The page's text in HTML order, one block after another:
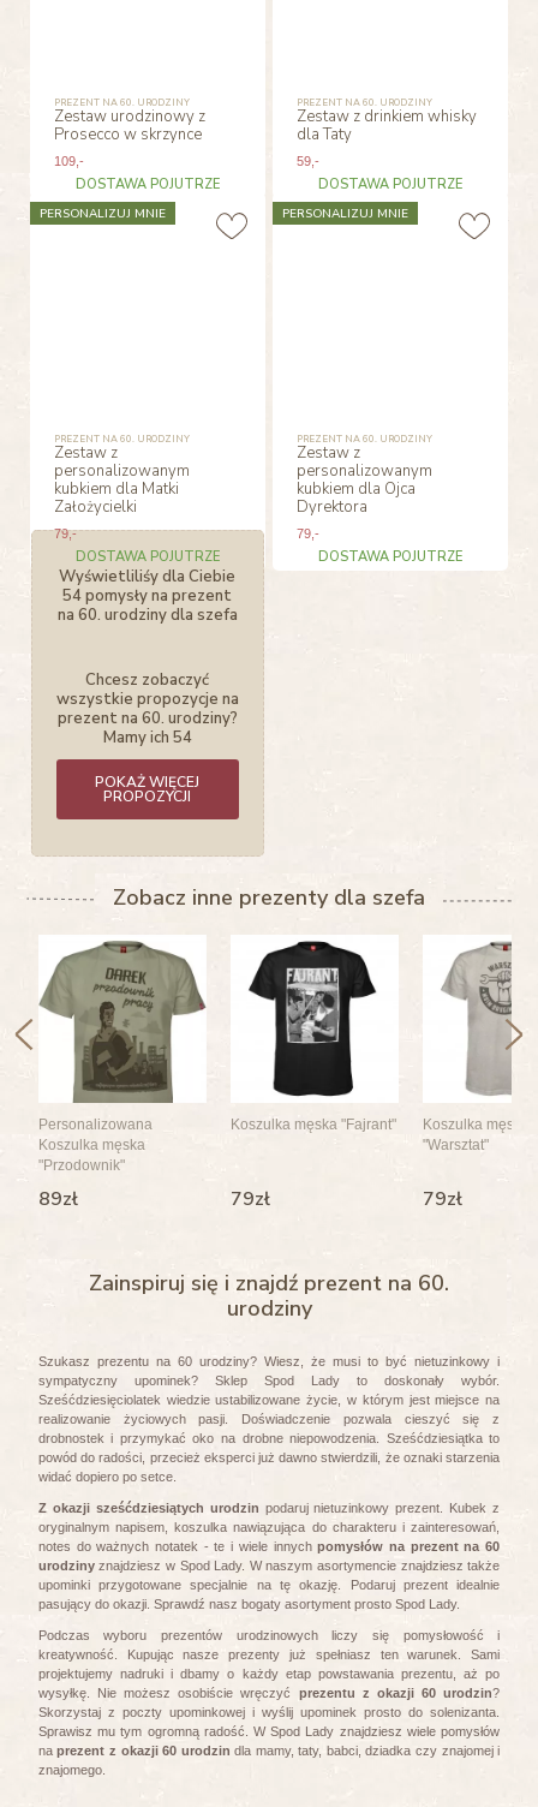
PREZENT NA 60. URODZINY
Zestaw urodzinowy z
Prosecco w skrzynce
109,-
DOSTAWA POJUTRZE
PREZENT NA 60. URODZINY
Zestaw z drinkiem whisky
dla Taty
59 ,-
DOSTAWA POJUTRZE
PREZENT NA 60. URODZINY
Zestaw z
personalizowanym
kubkiem dla Matki
Założycielki
79,-
DOSTAWA POJUTRZE
PERSONALIZUJ MNIE
PREZENT NA 60. URODZINY
Zestaw z
personalizowanym
kubkiem dla Ojca
Dyrektora
79 ,-
DOSTAWA POJUTRZE
PERSONALIZUJ MNIE
Wyświetliliśy dla Ciebie
54 pomysły na prezent
na 60. urodziny dla szefa
Chcesz zobaczyć
wszystkie propozycje na
prezent na 60. urodziny?
Mamy ich 54
POKAŻ WIĘCEJ
PROPOZYCJI
Zobacz inne prezenty dla szefa
Personalizowana
Koszulka męska
"Przodownik"
89zł
Koszulka męska "Fajrant"
79zł
Koszulka męska
"Warsztat"
79zł
Zainspiruj się i znajdź prezent na 60.
urodziny
Szukasz prezentu na 60 urodziny? Wiesz, że musi to być nietuzinkowy i
sympatyczny upominek? Sklep Spod Lady to doskonały wybór.
Sześćdziesięciolatek wiedzie ustabilizowane życie, w którym jest miejsce na
realizowanie życiowych pasji. Doświadczenie pozwala cieszyć się z
drobnostek i przymykać oko na drobne niepowodzenia. Sześćdziesiątka to
powód do radości, przecież eksperci już dawno stwierdzili, że oznaki starzenia
widać dopiero po setce.
Z okazji sześćdziesiątych urodzin podaruj nietuzinkowy prezent. Kubek z
oryginalnym napisem, koszulka nawiązująca do charakteru i zainteresowań,
notes do ważnych notatek - te i wiele innychpomysłów na prezent na 60
urodzinyznajdziesz w Spod Lady. W naszym asortymencie znajdziesz także
upominki przygotowane specjalnie na tę okazję. Podaruj prezent idealnie
pasujący do okazji. Sprawdź nasz bogaty asortyment prosto Spod Lady.
Podczas wyboru prezentów urodzinowych liczy się pomysłowość i
kreatywność. Kupując nasze prezenty już spełniasz ten warunek. Sami
projektujemy nadruki i dbamy o każdy etap powstawania prezentu, aż po
wysyłkę. Nie możesz osobiście wręczyć prezentu z okazji 60 urodzin?
Skorzystaj z poczty upominkowej i wyślij upominek prosto do solenizanta.
Sprawisz mu tym ogromną radość. W Spod Lady znajdziesz wiele pomysłów
naprezent z okazji 60 urodzin dla mamy, taty, babci, dziadka czy znajomej i
znajomego.